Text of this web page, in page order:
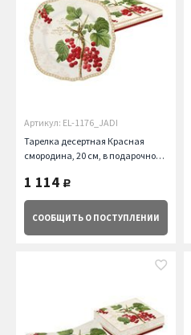
Артикул: EL-1176_JADI
Тарелка десертная Красная
смородина, 20 см, в подарочной
1 114 руб.
СООБЩИТЬ О ПОСТУПЛЕНИИ